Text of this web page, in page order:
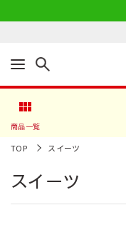
商品一覧
TOP スイーツ
スイーツ